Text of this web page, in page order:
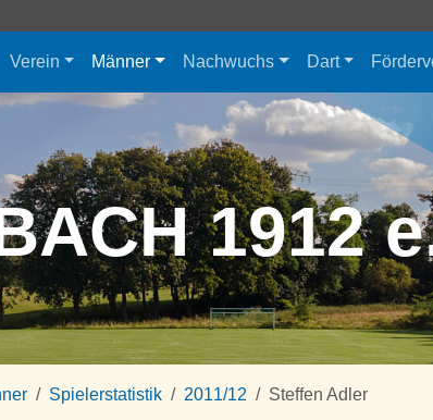
Verein Männer Nachwuchs Dart
1912
Spielerstatistik 2011/12 Steffen Adler